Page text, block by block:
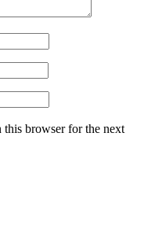
this browser for the next